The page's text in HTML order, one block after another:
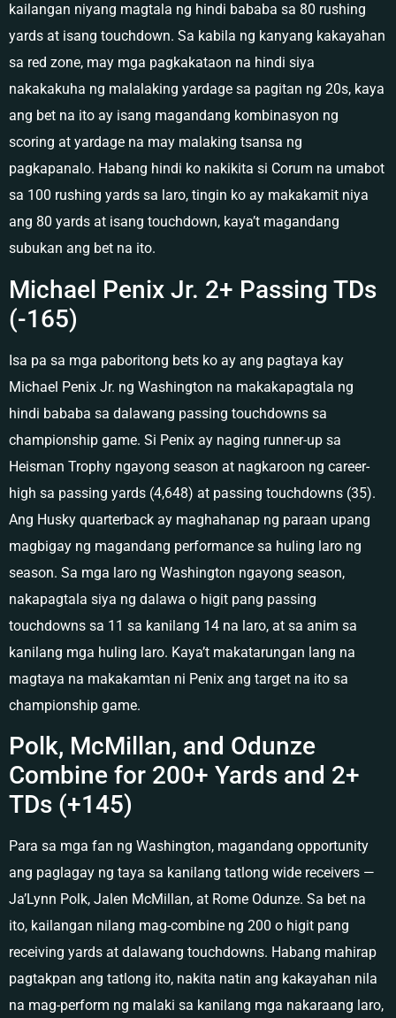
kailangan niyang magtala ng hindi bababa sa 80 rushing
yards at isang touchdown. Sa kabila ng kanyang kakayahan
sa red zone, may mga pagkakataon na hindi siya
nakakakuha ng malalaking yardage sa pagitan ng 20s, kaya
ang bet na ito ay isang magandang kombinasyon ng
scoring at yardage na may malaking tsansa ng
pagkapanalo. Habang hindi ko nakikita si Corum na umabot
sa 100 rushing yards sa laro, tingin ko ay makakamit niya
ang 80 yards at isang touchdown, kaya’t magandang
subukan ang bet na ito.
Michael Penix Jr. 2+ Passing TDs
(-165)
Isa pa sa mga paboritong bets ko ay ang pagtaya kay
Michael Penix Jr. ng Washington na makakapagtala ng
hindi bababa sa dalawang passing touchdowns sa
championship game. Si Penix ay naging runner-up sa
Heisman Trophy ngayong season at nagkaroon ng career-
high sa passing yards (4,648) at passing touchdowns (35).
Ang Husky quarterback ay maghahanap ng paraan upang
magbigay ng magandang performance sa huling laro ng
season. Sa mga laro ng Washington ngayong season,
nakapagtala siya ng dalawa o higit pang passing
touchdowns sa 11 sa kanilang 14 na laro, at sa anim sa
kanilang mga huling laro. Kaya’t makatarungan lang na
magtaya na makakamtan ni Penix ang target na ito sa
championship game.
Polk, McMillan, and Odunze
Combine for 200+ Yards and 2+
TDs (+145)
Para sa mga fan ng Washington, magandang opportunity
ang paglagay ng taya sa kanilang tatlong wide receivers —
Ja’Lynn Polk, Jalen McMillan, at Rome Odunze. Sa bet na
ito, kailangan nilang mag-combine ng 200 o higit pang
receiving yards at dalawang touchdowns. Habang mahirap
pagtakpan ang tatlong ito, nakita natin ang kakayahan nila
na mag-perform ng malaki sa kanilang mga nakaraang laro,